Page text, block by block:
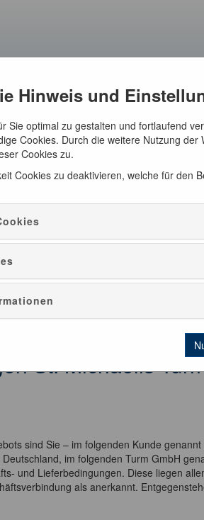
Hinweis und
Sie optimal zu gestalten und fortlaufend
Cookies. Durch die weitere Nutzung der
Cookies zu.
Cookies zu deaktivieren, welche für den
St. Michaelis
sind Sie – im folgenden Kunde
im folgenden Turm GmbH
und Lieferbedingungen. Diese liegen
als anerkannt.